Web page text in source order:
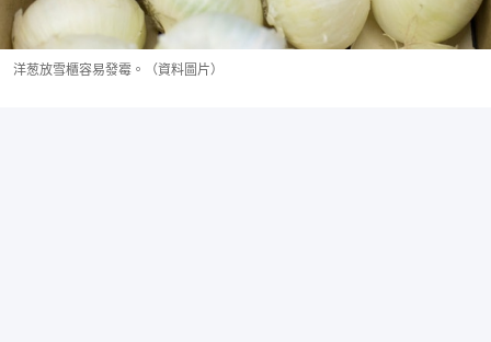
洋葱放雪櫃容易發霉。（資料圖片）